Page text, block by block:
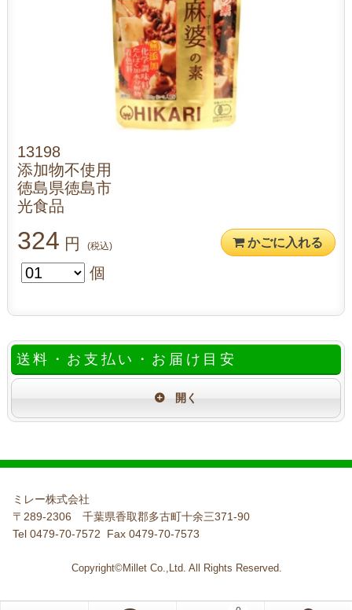
13198
添加物不使用
徳島県徳島市
光食品
324 円 (税込) かごに入れる
個
送料・お支払い・お届け目安
ミレー株式会社
〒289-2306 千葉県香取郡多古町十余三371-90
Tel 0479-70-7572 Fax 0479-70-7573
Copyright©Millet Co.,Ltd. All Rights Reserved.